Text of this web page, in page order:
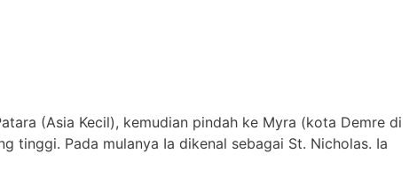
(Asia Kecil), kemudian pindah ke Myra (kota Demre di
tinggi. Pada mulanya Ia dikenal sebagai St. Nicholas. Ia